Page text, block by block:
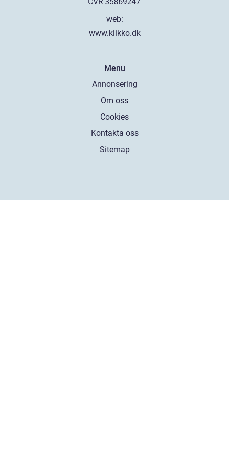
web:
www.klikko.dk
Menu
Annonsering
Om oss
Cookies
Kontakta oss
Sitemap